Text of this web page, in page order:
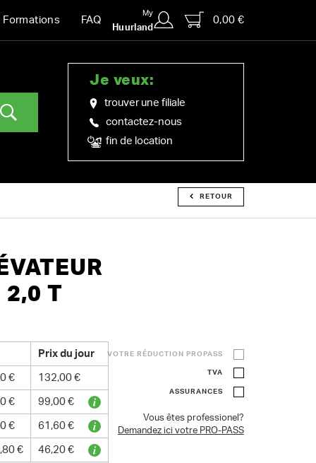
Formations FAQ
My
Huurland
0,00 €
Je veux:
trouver une filiale
contactez-nous
fin de location
RETOUR
2,0 T
Prix du jour
€ 132,00 €
€ 99,00 €
€ 61,60 €
€ 46,20 €
VOTRE RÉDUCTION PROPASS
TVA
ASSURANCES
Vous êtes professionel?
Demandez ici votre PRO-PASS